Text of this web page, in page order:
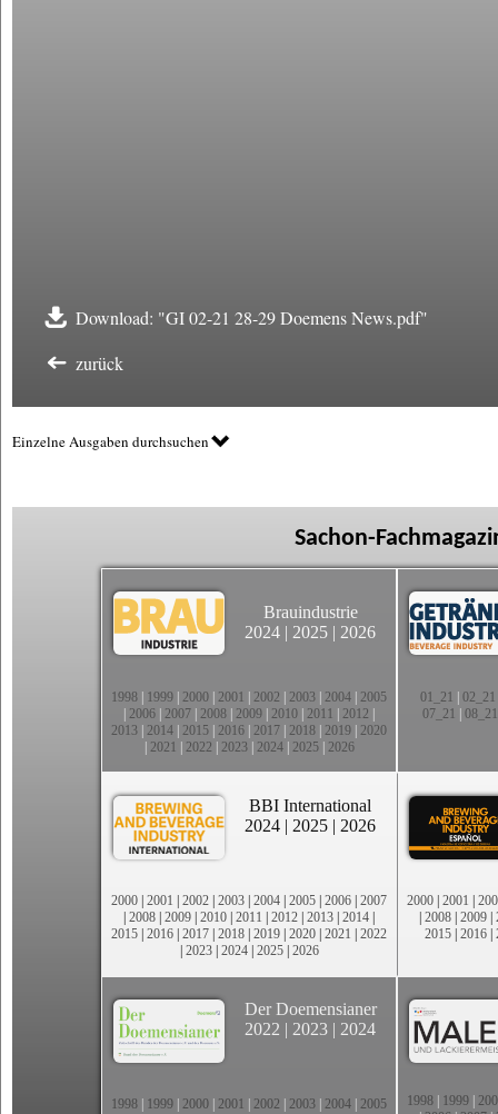
Download: "GI 02-21 28-29 Doemens News.pdf"
zurück
Einzelne Ausgaben durchsuchen
Sachon-
Brauindustrie
2024 | 2025 | 2026
1998 1999 2000 2001 2002 2003 2004 2005
2006 2007 2008 2009 2010 2011 2012
2013 2014 2015 2016 2017 2018 2019 2020
2021 2022 2023| 2024| 2025| 2026
01_21 02_21
07_21
08_21
BBI International
2024 | 2025 | 2026
2000 | 2001 | 2002 | 2003 | 2004 | 2005 | 2006 | 2007
| 2008 | 2009 | 2010 | 2011 | 2012 | 2013 | 2014 |
2015 | 2016 | 2017 | 2018 | 2019 | 2020 | 2021 | 2022
| 2023| 2024| 2025| 2026
2000 | 2001 |
| 2008 | 2009 |
2015 | 2016 |
Der Doemensianer
2022 | 2023 | 2024
1998 1999 2000 2001 2002 2003 2004 2005
1998 1999